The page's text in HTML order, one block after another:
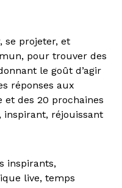
se projeter, et
pour trouver des
le goût d’agir
réponses aux
et des 20 prochaines
inspirant, réjouissant
inspirants,
live, temps